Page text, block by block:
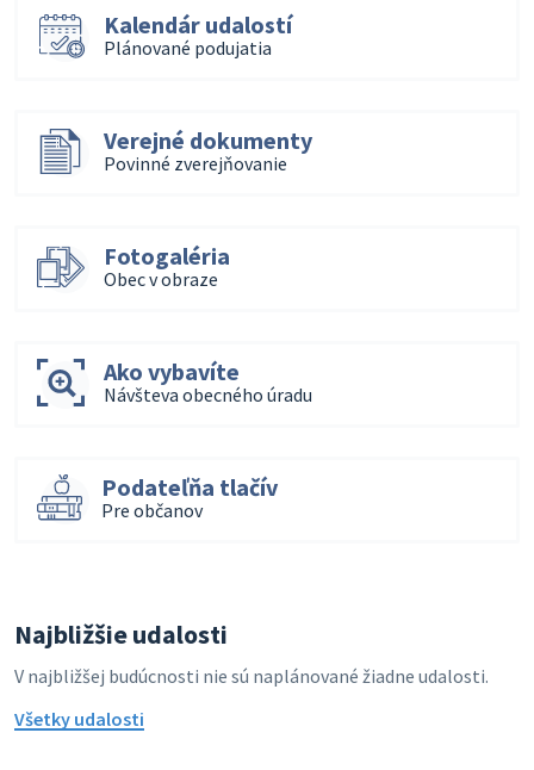
Kalendár udalostí
Plánované podujatia
Verejné dokumenty
Povinné zverejňovanie
Fotogaléria
Obec v obraze
Ako vybavíte
Návšteva obecného úradu
Podateľňa tlačív
Pre občanov
Najbližšie udalosti
V najbližšej budúcnosti nie sú naplánované žiadne udalosti.
Všetky udalosti